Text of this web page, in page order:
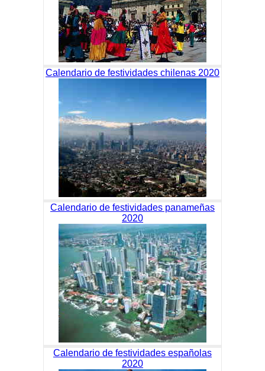
Calendario de festividades chilenas 2020
Calendario de festividades panameñas
2020
Calendario de festividades españolas
2020